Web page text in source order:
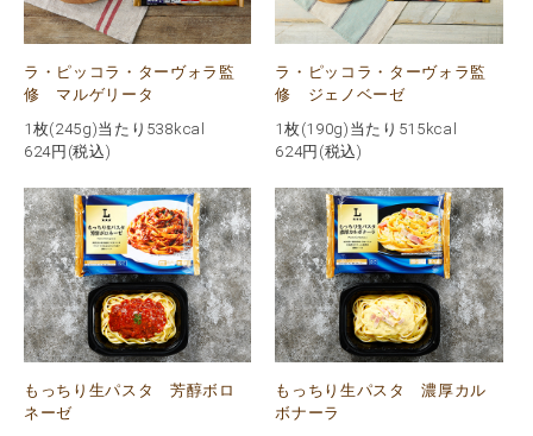
ラ・ピッコラ・ターヴォラ監
修 マルゲリータ
1枚(245g)当たり538kcal
624円(税込)
ラ・ピッコラ・ターヴォラ監
修 ジェノベーゼ
1枚(190g)当たり515kcal
624円(税込)
もっちり生パスタ 芳醇ボロ
ネーゼ
もっちり生パスタ 濃厚カル
ボナーラ